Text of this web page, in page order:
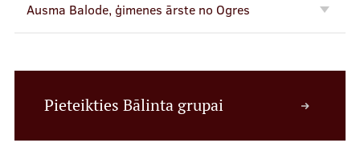
Ausma Balode, ģimenes ārste no Ogres
Pieteikties Bālinta grupai